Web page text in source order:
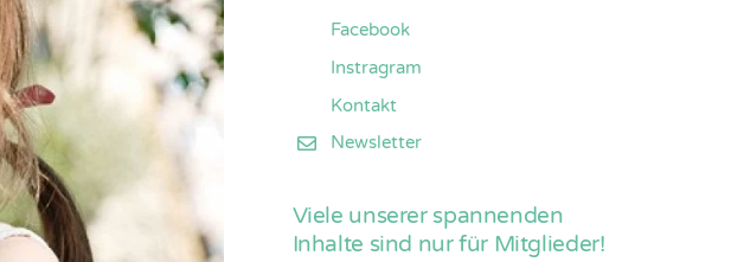
Facebook
Instragram
Kontakt
Newsletter
Viele unserer spannenden
Inhalte sind nur für Mitglieder!